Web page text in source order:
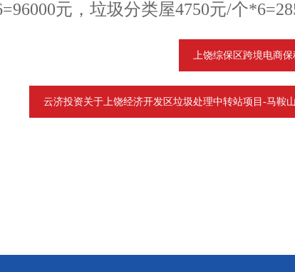
元， 垃圾分类屋4750元/个
上饶综保区跨境电商
云济投资关于上饶经济开发区垃圾处理中转站项目-马鞍